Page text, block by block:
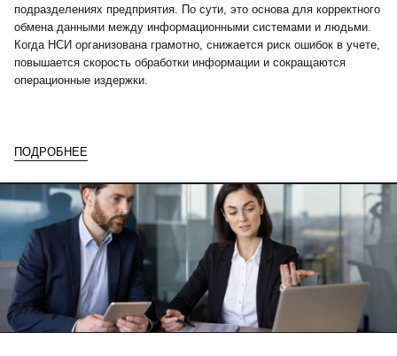
подразделениях предприятия. По сути, это основа для корректного
обмена данными между информационными системами и людьми.
Когда НСИ организована грамотно, снижается риск ошибок в учете,
повышается скорость обработки информации и сокращаются
операционные издержки.
ПОДРОБНЕЕ